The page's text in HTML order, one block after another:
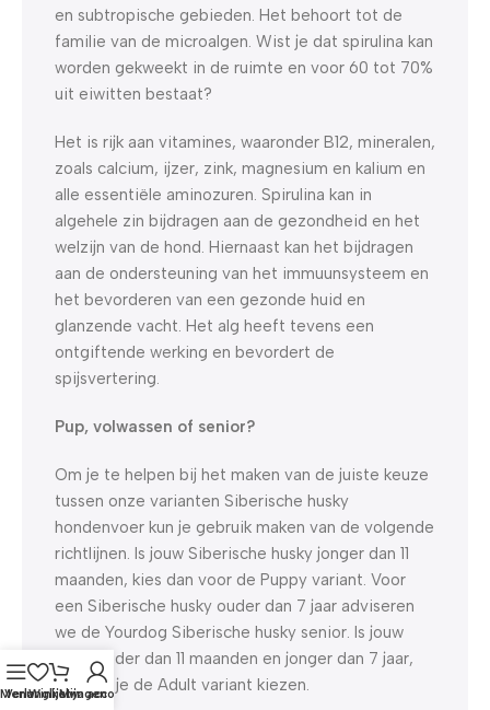
en subtropische gebieden. Het behoort tot de
familie van de microalgen. Wist je dat spirulina kan
worden gekweekt in de ruimte en voor 60 tot 70%
uit eiwitten bestaat?
Het is rijk aan vitamines, waaronder B12, mineralen,
zoals calcium, ijzer, zink, magnesium en kalium en
alle essentiële aminozuren. Spirulina kan in
algehele zin bijdragen aan de gezondheid en het
welzijn van de hond. Hiernaast kan het bijdragen
aan de ondersteuning van het immuunsysteem en
het bevorderen van een gezonde huid en
glanzende vacht. Het alg heeft tevens een
ontgiftende werking en bevordert de
spijsvertering.
Pup, volwassen of senior?
Om je te helpen bij het maken van de juiste keuze
tussen onze varianten Siberische husky
hondenvoer kun je gebruik maken van de volgende
richtlijnen. Is jouw Siberische husky jonger dan 11
maanden, kies dan voor de Puppy variant. Voor
een Siberische husky ouder dan 7 jaar adviseren
we de Yourdog Siberische husky senior. Is jouw
hond ouder dan 11 maanden en jonger dan 7 jaar,
dan kun je de Adult variant kiezen.
Menu
Verlanglijst
Winkelwagen
Mijn account